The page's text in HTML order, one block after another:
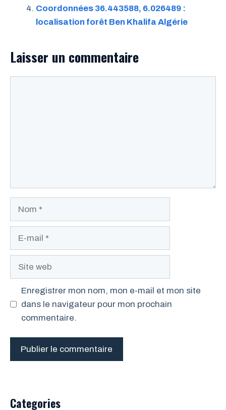
Coordonnées 36.443588, 6.026489 :
localisation forêt Ben Khalifa Algérie
Laisser un commentaire
Enregistrer mon nom, mon e-mail et mon site
dans le navigateur pour mon prochain
commentaire.
Categories